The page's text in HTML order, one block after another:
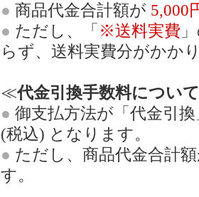
● 商品代金合計額が 5,000
● ただし、「 ※送料実費
らず、送料実費分がかか
≪代金引換手数料について
● 御支払方法が「代金引
(税込) となります。
● ただし、商品代金合計
す。